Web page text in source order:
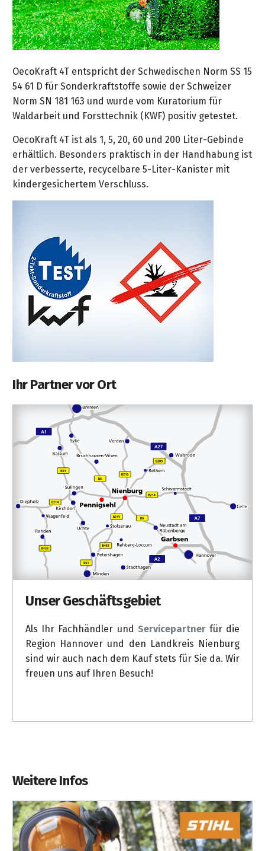
OecoKraft 4T entspricht der Schwedischen Norm SS 15
54 61 D für Sonderkraftstoffe sowie der Schweizer
Norm SN 181 163 und wurde vom Kuratorium für
Waldarbeit und Forsttechnik (KWF) positiv getestet.
OecoKraft 4T ist als 1, 5, 20, 60 und 200 Liter-Gebinde
erhältlich. Besonders praktisch in der Handhabung ist
der verbesserte, recycelbare 5-Liter-Kanister mit
kindergesichertem Verschluss.
Ihr Partner vor Ort
Unsere Standorte
Besuchen Sie unsere Fachgeschäfte und
entdecken Sie unser umfangreiches Sortiment
in den Deterding Fachmärkten inGarbsen,
NienburgundPennigsehl.
Weitere Infos
OEST Sonderkraftstoffe 2-Takt/4-Takt